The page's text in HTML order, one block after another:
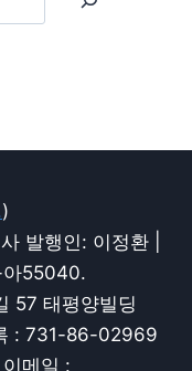
)
발행인: 이정환 |
아55040.
57 태평양빌딩
: 731-86-02969
메일 :